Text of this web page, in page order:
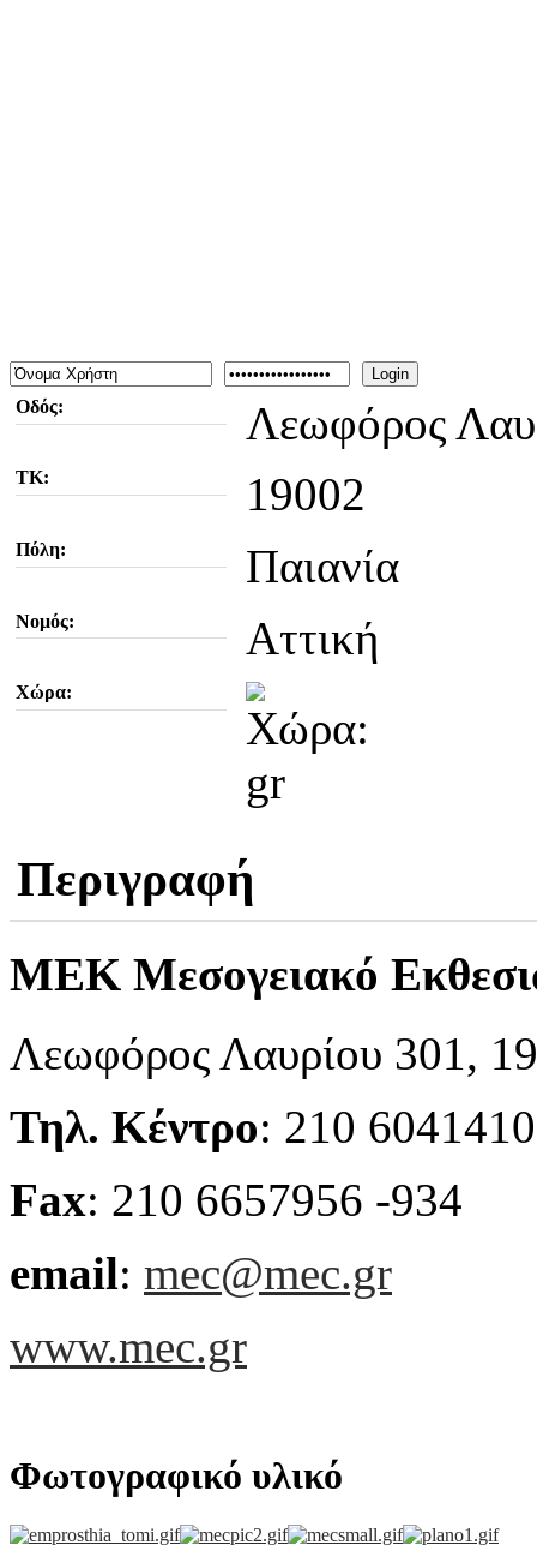
Login
Οδός: Λεωφόρος
ΤΚ: 19002
Πόλη: Παιανία
Νομός: Αττική
Χώρα:
Περιγραφή
MEK Μεσογειακό
Λεωφόρος Λαυρίου 301,
Τηλ. Κέντρο: 210
Fax: 210 6657956 -934
email: mec@mec.gr
www.mec.gr
Φωτογραφικό υλικό